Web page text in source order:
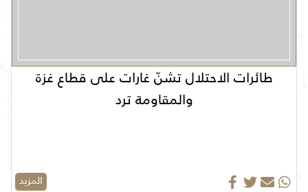
طائرات الاحتلال تشنّ غارات على قطاع غزة
والمقاومة ترد
المزيد